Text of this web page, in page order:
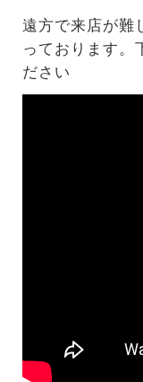
遠方で来店が難
っております。
ださい